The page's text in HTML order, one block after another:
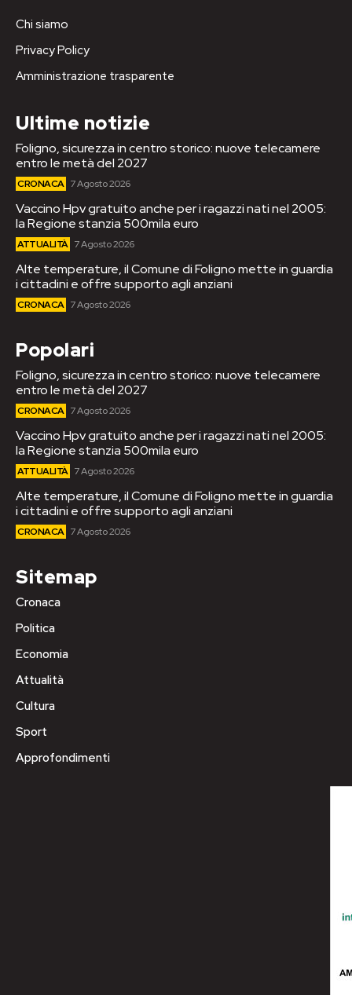
Chi siamo
Privacy Policy
Amministrazione trasparente
Ultime notizie
Foligno, sicurezza in centro storico: nuove telecamere
entro le metà del 2027
CRONACA 7 Agosto 2026
Vaccino Hpv gratuito anche per i ragazzi nati nel 2005:
la Regione stanzia 500mila euro
ATTUALITÀ 7 Agosto 2026
Alte temperature, il Comune di Foligno mette in guardia
i cittadini e offre supporto agli anziani
CRONACA 7 Agosto 2026
Popolari
Foligno, sicurezza in centro storico: nuove telecamere
entro le metà del 2027
CRONACA 7 Agosto 2026
Vaccino Hpv gratuito anche per i ragazzi nati nel 2005:
la Regione stanzia 500mila euro
ATTUALITÀ 7 Agosto 2026
Alte temperature, il Comune di Foligno mette in guardia
i cittadini e offre supporto agli anziani
CRONACA 7 Agosto 2026
Sitemap
Cronaca
Politica
Economia
Attualità
Cultura
Sport
Approfondimenti